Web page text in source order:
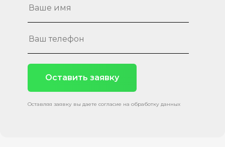
Оставить заявку
Оставляя заявку вы даете согласие на обработку данных